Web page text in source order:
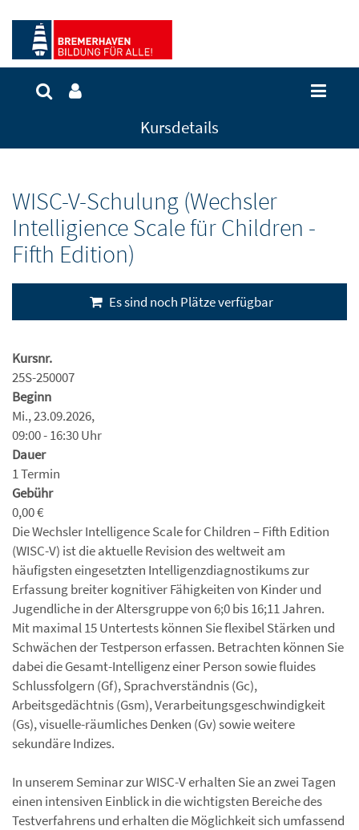
Kursdetails
WISC-V-Schulung (Wechsler
Intelligience Scale für Children -
Fifth Edition)
Es sind noch Plätze verfügbar
Kursnr.
25S-250007
Beginn
Mi., 23.09.2026,
09:00 - 16:30 Uhr
Dauer
1 Termin
Gebühr
0,00 €
Die Wechsler Intelligence Scale for Children – Fifth Edition
(WISC-V) ist die aktuelle Revision des weltweit am
häufigsten eingesetzten Intelligenzdiagnostikums zur
Erfassung breiter kognitiver Fähigkeiten von Kinder und
Jugendliche in der Altersgruppe von 6;0 bis 16;11 Jahren.
Mit maximal 15 Untertests können Sie flexibel Stärken und
Schwächen der Testperson erfassen. Betrachten können Sie
dabei die Gesamt-Intelligenz einer Person sowie fluides
Schlussfolgern (Gf), Sprachverständnis (Gc),
Arbeitsgedächtnis (Gsm), Verarbeitungsgeschwindigkeit
(Gs), visuelle-räumliches Denken (Gv) sowie weitere
sekundäre Indizes.
In unserem Seminar zur WISC-V erhalten Sie an zwei Tagen
einen intensiven Einblick in die wichtigsten Bereiche des
Testverfahrens und erhalten die Möglichkeit sich umfassend